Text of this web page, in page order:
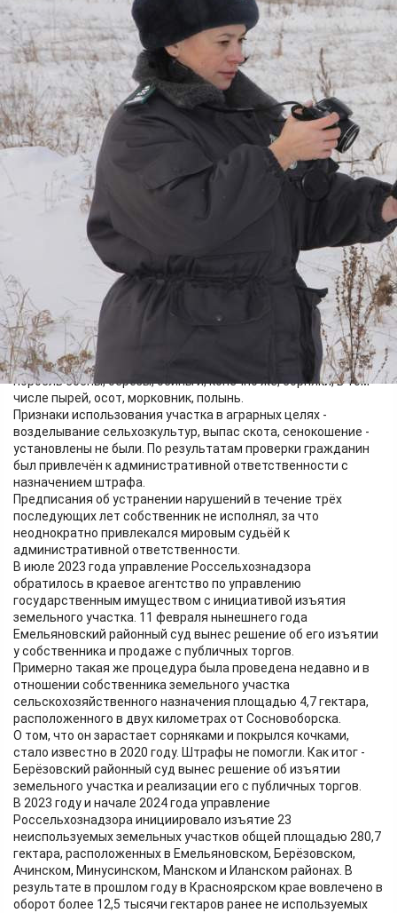
Экономика
28.03.2024 21:23 4263
Управление Россельхознадзора по Красноярскому краю
В марте в управление Россельхознадзора по Красноярскому
краю поступило судебное решение об изъятии в
Емельяновском районе у собственника земельного участка.
Факт неиспользования в сельскохозяйственных целях земли
был выявлен ещё в 2019 году. Гражданин, с 2008 года
владеющий участком площадью 11,12 гектара, не проводил
на нём обработку почвы, вследствие чего там появилась
поросль сосны, берёзы, осины и, конечно же, сорняки, в том
числе пырей, осот, морковник, полынь.
Признаки использования участка в аграрных целях -
возделывание сельхозкультур, выпас скота, сенокошение -
установлены не были. По результатам проверки гражданин
был привлечён к административной ответственности с
назначением штрафа.
Предписания об устранении нарушений в течение трёх
последующих лет собственник не исполнял, за что
неоднократно привлекался мировым судьёй к
административной ответственности.
В июле 2023 года управление Россельхознадзора
обратилось в краевое агентство по управлению
государственным имуществом с инициативой изъятия
земельного участка. 11 февраля нынешнего года
Емельяновский районный суд вынес решение об его изъятии
у собственника и продаже с публичных торгов.
Примерно такая же процедура была проведена недавно и в
отношении собственника земельного участка
сельскохозяйственного назначения площадью 4,7 гектара,
расположенного в двух километрах от Сосновоборска.
О том, что он зарастает сорняками и покрылся кочками,
стало известно в 2020 году. Штрафы не помогли. Как итог -
Берёзовский районный суд вынес решение об изъятии
земельного участка и реализации его с публичных торгов.
В 2023 году и начале 2024 года управление
Россельхознадзора инициировало изъятие 23
неиспользуемых земельных участков общей площадью 280,7
гектара, расположенных в Емельяновском, Берёзовском,
Ачинском, Минусинском, Манском и Иланском районах. В
результате в прошлом году в Красноярском крае вовлечено в
оборот более 12,5 тысячи гектаров ранее не используемых